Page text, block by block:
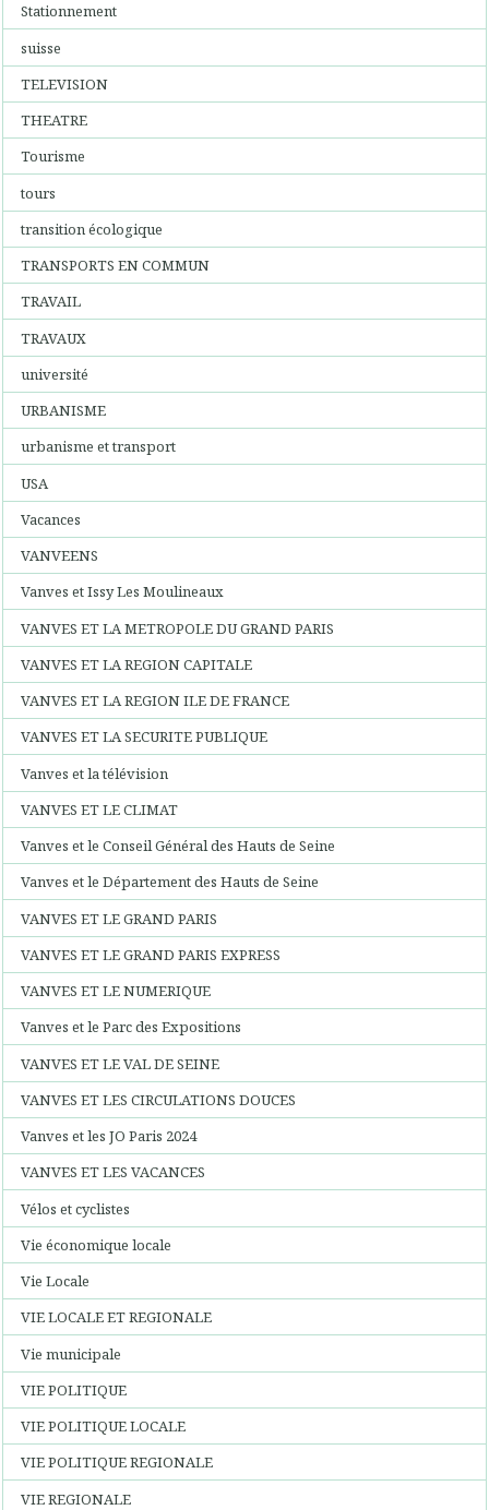
Stationnement
suisse
TELEVISION
THEATRE
Tourisme
tours
transition écologique
TRANSPORTS EN COMMUN
TRAVAIL
TRAVAUX
université
URBANISME
urbanisme et transport
USA
Vacances
VANVEENS
Vanves et Issy Les Moulineaux
VANVES ET LA METROPOLE DU GRAND PARIS
VANVES ET LA REGION CAPITALE
VANVES ET LA REGION ILE DE FRANCE
VANVES ET LA SECURITE PUBLIQUE
Vanves et la télévision
VANVES ET LE CLIMAT
Vanves et le Conseil Général des Hauts de Seine
Vanves et le Département des Hauts de Seine
VANVES ET LE GRAND PARIS
VANVES ET LE GRAND PARIS EXPRESS
VANVES ET LE NUMERIQUE
Vanves et le Parc des Expositions
VANVES ET LE VAL DE SEINE
VANVES ET LES CIRCULATIONS DOUCES
Vanves et les JO Paris 2024
VANVES ET LES VACANCES
Vélos et cyclistes
Vie économique locale
Vie Locale
VIE LOCALE ET REGIONALE
Vie municipale
VIE POLITIQUE
VIE POLITIQUE LOCALE
VIE POLITIQUE REGIONALE
VIE REGIONALE